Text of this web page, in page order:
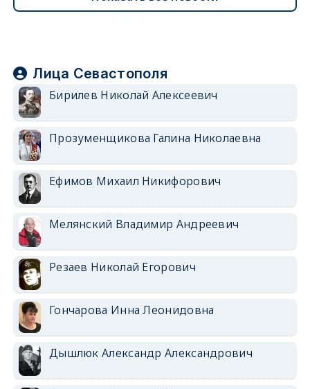
Лица Севастополя
Бирилев Николай Алексеевич
Прозуменщикова Галина Николаевна
Ефимов Михаил Никифорович
Мелянский Владимир Андреевич
Резаев Николай Егорович
Гончарова Инна Леонидовна
Дышлюк Александр Александрович